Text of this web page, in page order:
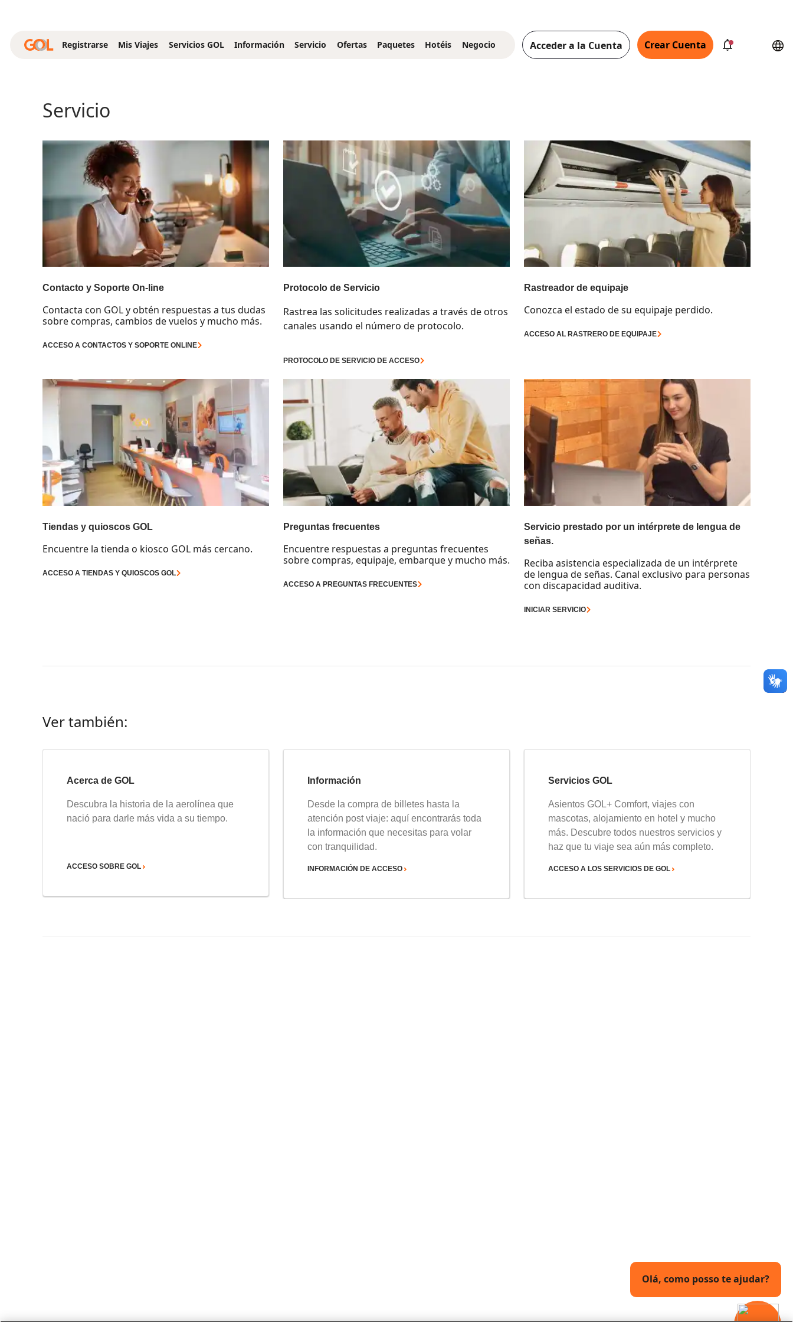
Registrarse Mis Viajes Servicios GOL Información Servicio Ofertas Paquetes Hotéis Negocio Acceder a la Cuenta Crear Cuenta
Olá, como posso te ajudar?
Servicio
Contacto y Soporte On-line
Contacta con GOL y obtén respuestas a tus dudas
sobre compras, cambios de vuelos y mucho más.
ACCESO A CONTACTOS Y SOPORTE ONLINE
Protocolo de Servicio
Rastrea las solicitudes realizadas a través de otros
canales usando el número de protocolo.
PROTOCOLO DE SERVICIO DE ACCESO
Rastreador de equipaje
Conozca el estado de su equipaje perdido.
ACCESO AL RASTRERO DE EQUIPAJE
Tiendas y quioscos GOL
Encuentre la tienda o kiosco GOL más cercano.
ACCESO A TIENDAS Y QUIOSCOS GOL
Preguntas frecuentes
Encuentre respuestas a preguntas frecuentes
sobre compras, equipaje, embarque y mucho más.
ACCESO A PREGUNTAS FRECUENTES
Servicio prestado por un intérprete de lengua de
señas.
Reciba asistencia especializada de un intérprete
de lengua de señas. Canal exclusivo para personas
con discapacidad auditiva.
INICIAR SERVICIO
Ver también:
Acerca de GOL
Descubra la historia de la aerolínea que
nació para darle más vida a su tiempo.
ACCESO SOBRE GOL
Información
Desde la compra de billetes hasta la
atención post viaje: aquí encontrarás toda
la información que necesitas para volar
con tranquilidad.
INFORMACIÓN DE ACCESO
Servicios GOL
Asientos GOL+ Comfort, viajes con
mascotas, alojamiento en hotel y mucho
más. Descubre todos nuestros servicios y
haz que tu viaje sea aún más completo.
ACCESO A LOS SERVICIOS DE GOL